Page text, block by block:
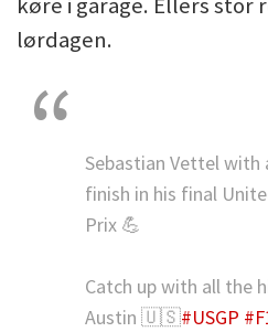
lørdagen.
Sebastian Vettel with
finish in his final
Prix 💪
Catch up with all the
Austin 🇺🇸#USGP